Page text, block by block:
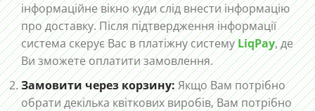
інформаційне вікно куди слід внести інформацію
про доставку. Після підтвердження інформації
система скерує Вас в платіжну системуLiqPay, де
Ви зможете оплатити замовлення.
Замовити через корзину:Якщо Вам потрібно
обрати декілька квіткових виробів, Вам потрібно